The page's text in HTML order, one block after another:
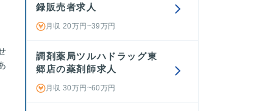
録販売者求人
月収 20万円~39万円
調剤薬局ツルハドラッグ東
郷店の薬剤師求人
月収 30万円~60万円